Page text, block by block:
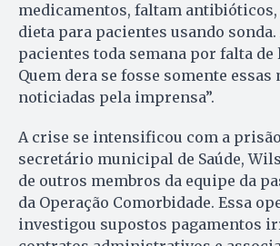
medicamentos, faltam antibióticos,
dieta para pacientes usando
pacientes toda semana por falta de
Quem dera se fosse somente essas
noticiadas pela imprensa”.
A crise se intensificou com a
secretário municipal de Saúde,
de outros membros da equipe da
da Operação Comorbidade. Essa
investigou supostos pagamentos